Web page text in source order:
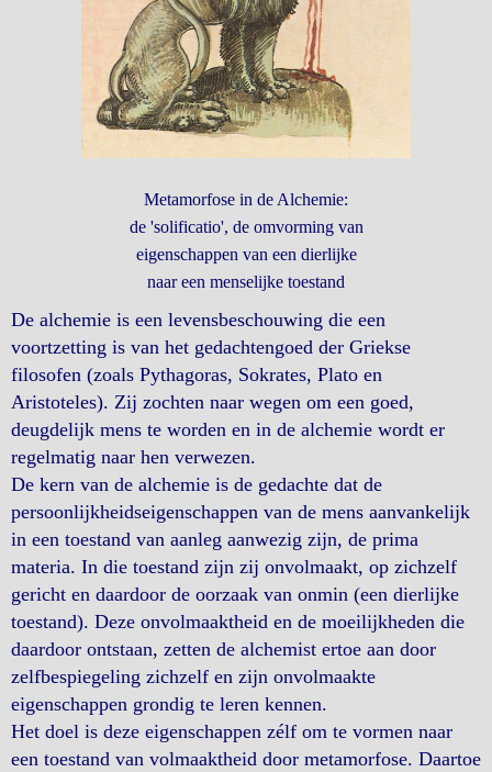
Metamorfose in de Alchemie:
de 'solificatio', de omvorming van
eigenschappen van een dierlijke
naar een menselijke toestand
De alchemie is een levensbeschouwing die een
voortzetting is van het gedachtengoed der Griekse
filosofen (zoals Pythagoras, Sokrates, Plato en
Aristoteles). Zij zochten naar wegen om een goed,
deugdelijk mens te worden en in de alchemie wordt er
regelmatig naar hen verwezen.
De kern van de alchemie is de gedachte dat de
persoonlijkheidseigenschappen van de mens aanvankelijk
in een toestand van aanleg aanwezig zijn, de prima
materia. In die toestand zijn zij onvolmaakt, op zichzelf
gericht en daardoor de oorzaak van onmin (een dierlijke
toestand). Deze onvolmaaktheid en de moeilijkheden die
daardoor ontstaan, zetten de alchemist ertoe aan door
zelfbespiegeling zichzelf en zijn onvolmaakte
eigenschappen grondig te leren kennen.
Het doel is deze eigenschappen zélf om te vormen naar
een toestand van volmaaktheid door metamorfose. Daartoe